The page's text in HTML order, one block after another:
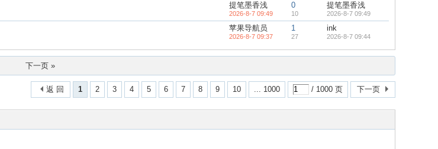
提笔墨香浅
2026-8-7 09:49
0
10
提笔墨香浅
2026-8-7 09:49
苹果导航员
2026-8-7 09:37
1
27
ink
2026-8-7 09:44
下一页 »
1 2 3 4 5 6 7 8 9 10 ... 1000 / 1000 页 下一页
返 回